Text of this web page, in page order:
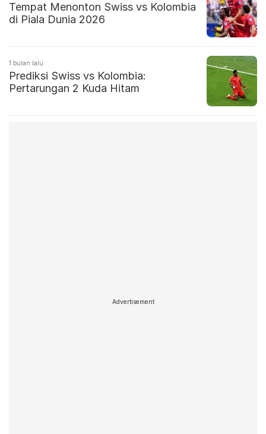
Tempat Menonton Swiss vs Kolombia
di Piala Dunia 2026
1 bulan lalu
Prediksi Swiss vs Kolombia:
Pertarungan 2 Kuda Hitam
Advertisement